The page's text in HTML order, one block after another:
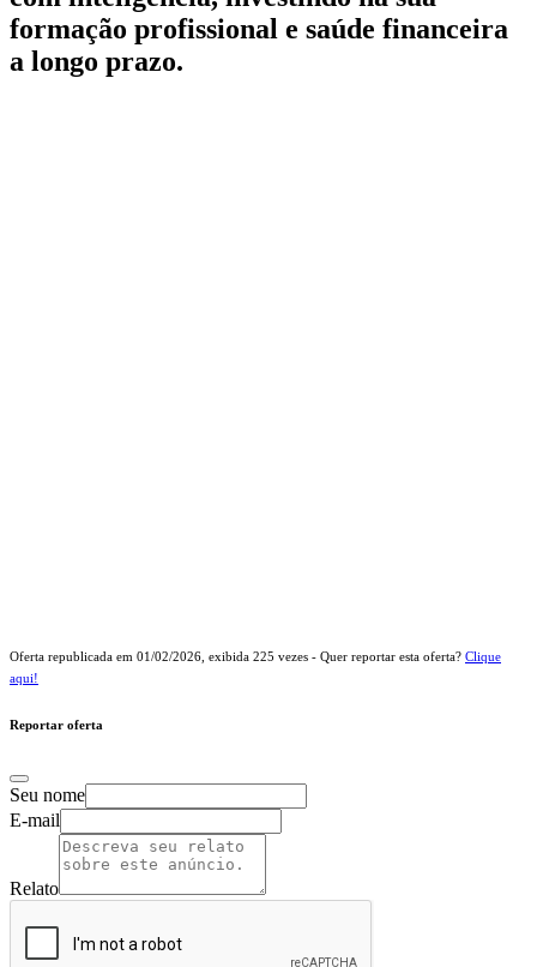
formação profissional e saúde financeira
a longo prazo.
Oferta republicada em 01/02/2026 , exibida 225 vezes - Quer reportar esta oferta? Clique
aqui!
Reportar oferta
Seu nome
E-mail
Relato